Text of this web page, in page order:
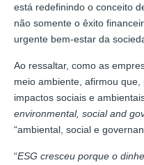
está redefinindo o conceito
não somente o êxito
urgente bem-estar da
Ao ressaltar, como as
meio ambiente, afirmou
impactos sociais e
environmental, social and
“ambiental, social e
“ESG cresceu porque o